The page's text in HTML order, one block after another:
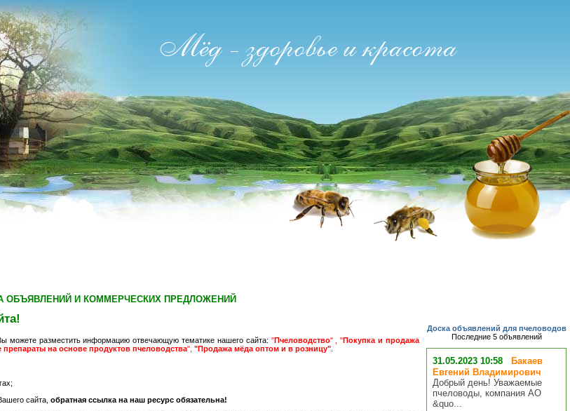
ОБЪЯВЛЕНИЙ И КОММЕРЧЕСКИХ ПРЕДЛОЖЕНИЙ
можете разместить информацию отвечающую тематике нашего сайта: "Пчеловодство" , "Покупка и продажа
препараты на основе продуктов пчеловодства", "Продажа мёда оптом и в розницу"
сайта, обратная ссылка на наш ресурс обязательна!
Доска объявлений для пчеловодов
Последние 5 объявлений
31.05.2023 10:58
Бакаев
Евгений Владимирович
Добрый день! Уважаемые
пчеловоды, компания АО
&quo...